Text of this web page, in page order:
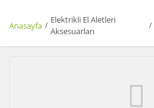
Anasayfa
Elektrikli El Aletleri
Aksesuarları